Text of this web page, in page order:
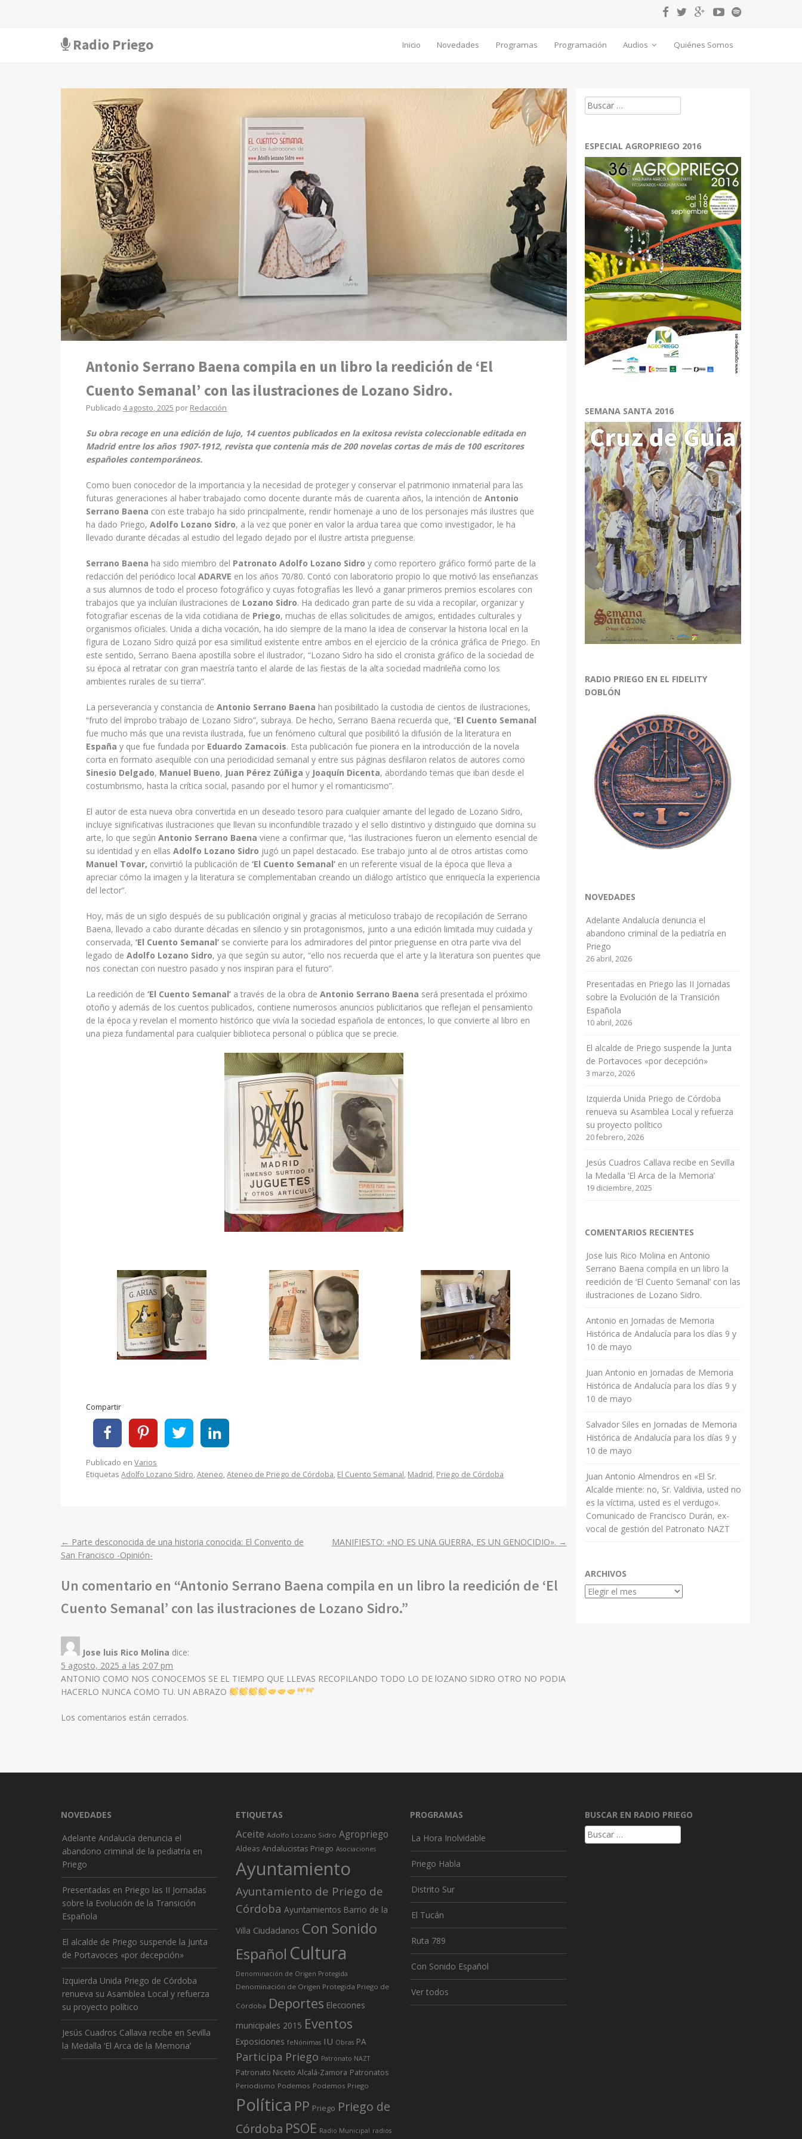
Radio Priego Inicio Novedades Programas Programación Audios Quiénes Somos
Antonio Serrano Baena compila en un libro la reedición de ‘El
Cuento Semanal’ con las ilustraciones de Lozano Sidro.
Publicado4 agosto, 2025 por Redacción
Su obra recoge en una edición de lujo, 14 cuentos publicados en la exitosa revista coleccionable editada en
Madrid entre los años 1907-1912, revista que contenía más de 200 novelas cortas de más de 100 escritores
españoles contemporáneos.
Como buen conocedor de la importancia y la necesidad de proteger y conservar el patrimonio inmaterial para las
futuras generaciones al haber trabajado como docente durante más de cuarenta años, la intención deAntonio
Serrano Baena con este trabajo ha sido principalmente, rendir homenaje a uno de los personajes más ilustres que
ha dado Priego,Adolfo Lozano Sidro, a la vez que poner en valor la ardua tarea que como investigador, le ha
llevado durante décadas al estudio del legado dejado por el ilustre artista prieguense.
Serrano Baena ha sido miembro del Patronato Adolfo Lozano Sidro y como reportero gráfico formó parte de la
redacción del periódico localADARVE en los años 70/80. Contó con laboratorio propio lo que motivó las enseñanzas
a sus alumnos de todo el proceso fotográfico y cuyas fotografías les llevó a ganar primeros premios escolares con
trabajos que ya incluían ilustraciones de Lozano Sidro. Ha dedicado gran parte de su vida a recopilar, organizar y
fotografiar escenas de la vida cotidiana de Priego, muchas de ellas solicitudes de amigos, entidades culturales y
organismos oficiales. Unida a dicha vocación, ha ido siempre de la mano la idea de conservar la historia local en la
figura de Lozano Sidro quizá por esa similitud existente entre ambos en el ejercicio de la crónica gráfica de Priego. En
este sentido, Serrano Baena apostilla sobre el ilustrador, “Lozano Sidro ha sido el cronista gráfico de la sociedad de
su época al retratar con gran maestría tanto el alarde de las fiestas de la alta sociedad madrileña como los
ambientes rurales de su tierra”.
La perseverancia y constancia deAntonio Serrano Baena han posibilitado la custodia de cientos de ilustraciones,
“fruto del ímprobo trabajo de Lozano Sidro”, subraya. De hecho, Serrano Baena recuerda que, “El Cuento Semanal
fue mucho más que una revista ilustrada, fue un fenómeno cultural que posibilitó la difusión de la literatura en
España y que fue fundada por Eduardo Zamacois. Esta publicación fue pionera en la introducción de la novela
corta en formato asequible con una periodicidad semanal y entre sus páginas desfilaron relatos de autores como
Sinesio Delgado, Manuel Bueno, Juan Pérez Zúñiga y Joaquín Dicenta, abordando temas que iban desde el
costumbrismo, hasta la crítica social, pasando por el humor y el romanticismo”.
El autor de esta nueva obra convertida en un deseado tesoro para cualquier amante del legado de Lozano Sidro,
incluye significativas ilustraciones que llevan su inconfundible trazado y el sello distintivo y distinguido que domina su
arte, lo que segúnAntonio Serrano Baena viene a confirmar que, “las ilustraciones fueron un elemento esencial de
su identidad y en ellasAdolfo Lozano Sidro jugó un papel destacado. Ese trabajo junto al de otros artistas como
Manuel Tovar, convirtió la publicación de‘El Cuento Semanal’ en un referente visual de la época que lleva a
apreciar cómo la imagen y la literatura se complementaban creando un diálogo artístico que enriquecía la experiencia
del lector”.
Hoy, más de un siglo después de su publicación original y gracias al meticuloso trabajo de recopilación de Serrano
Baena, llevado a cabo durante décadas en silencio y sin protagonismos, junto a una edición limitada muy cuidada y
conservada,‘El Cuento Semanal’ se convierte para los admiradores del pintor prieguense en otra parte viva del
legado deAdolfo Lozano Sidro, ya que según su autor, “ello nos recuerda que el arte y la literatura son puentes que
nos conectan con nuestro pasado y nos inspiran para el futuro”.
La reedición de‘El Cuento Semanal’ a través de la obra deAntonio Serrano Baena será presentada el próximo
otoño y además de los cuentos publicados, contiene numerosos anuncios publicitarios que reflejan el pensamiento
de la época y revelan el momento histórico que vivía la sociedad española de entonces, lo que convierte al libro en
una pieza fundamental para cualquier biblioteca personal o pública que se precie.
Compartir
Publicado enVarios
EtiquetasAdolfo Lozano Sidro,Ateneo,Ateneo de Priego de Córdoba, El Cuento Semanal, Madrid, Priego de Córdoba
Post
← Parte desconocida de una historia conocida: El Convento de
San Francisco -Opinión-
MANIFIESTO: «NO ES UNA GUERRA, ES UN GENOCIDIO». →
Un comentario en “Antonio Serrano Baena compila en un libro la reedición de ‘El
Cuento Semanal’ con las ilustraciones de Lozano Sidro.”
Jose luis Rico Molina dice:
5 agosto, 2025 a las 2:07 pm
ANTONIO COMO NOS CONOCEMOS SE EL TIEMPO QUE LLEVAS RECOPILANDO TODO LO DE lOZANO SIDRO OTRO NO PODIA
HACERLO NUNCA COMO TU. UN ABRAZO
Los comentarios están cerrados.
Buscar:
ESPECIAL AGROPRIEGO 2016
SEMANA SANTA 2016
RADIO PRIEGO EN EL FIDELITY
DOBLÓN
NOVEDADES
Adelante Andalucía denuncia el
abandono criminal de la pediatría en
Priego
26 abril, 2026
Presentadas en Priego las II Jornadas
sobre la Evolución de la Transición
Española
10 abril, 2026
El alcalde de Priego suspende la Junta
de Portavoces «por decepción»
3 marzo, 2026
Izquierda Unida Priego de Córdoba
renueva su Asamblea Local y refuerza
su proyecto político
20 febrero, 2026
Jesús Cuadros Callava recibe en Sevilla
la Medalla ‘El Arca de la Memoria’
19 diciembre, 2025
COMENTARIOS RECIENTES
Jose luis Rico Molina en Antonio
Serrano Baena compila en un libro la
reedición de ‘El Cuento Semanal’ con las
ilustraciones de Lozano Sidro.
Antonio en Jornadas de Memoria
Histórica de Andalucía para los días 9 y
10 de mayo
Juan Antonio en Jornadas de Memoria
Histórica de Andalucía para los días 9 y
10 de mayo
Salvador Siles en Jornadas de Memoria
Histórica de Andalucía para los días 9 y
10 de mayo
Juan Antonio Almendros en «El Sr.
Alcalde miente: no, Sr. Valdivia, usted no
es la víctima, usted es el verdugo».
Comunicado de Francisco Durán, ex-
vocal de gestión del Patronato NAZT
ARCHIVOS
Archivos
NOVEDADES
Adelante Andalucía denuncia el
abandono criminal de la pediatría en
Priego
Presentadas en Priego las II Jornadas
sobre la Evolución de la Transición
Española
El alcalde de Priego suspende la Junta
de Portavoces «por decepción»
Izquierda Unida Priego de Córdoba
renueva su Asamblea Local y refuerza
su proyecto político
Jesús Cuadros Callava recibe en Sevilla
la Medalla ‘El Arca de la Memoria’
ETIQUETAS
Aceite Adolfo Lozano Sidro Agropriego
Aldeas Andalucistas Priego Asociaciones
Ayuntamiento
Ayuntamiento de Priego de
Córdoba Ayuntamientos Barrio de la
Villa Ciudadanos Con Sonido
Español Cultura
Denominación de Origen Protegida
Denominación de Origen Protegida Priego de
Córdoba Deportes Elecciones
municipales 2015 Eventos
Exposiciones feNónimas IU Obras PA
Participa Priego Patronato NAZT
Patronato Niceto Alcalá-Zamora Patronatos
Periodismo Podemos Podemos Priego
Política PP Priego Priego de
Córdoba PSOE Radio Municipal radios
PROGRAMAS
La Hora Inolvidable
Priego Habla
Distrito Sur
El Tucán
Ruta 789
Con Sonido Español
Ver todos
BUSCAR EN RADIO PRIEGO
Buscar: